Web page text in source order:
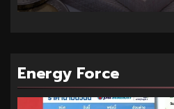
Energy Force